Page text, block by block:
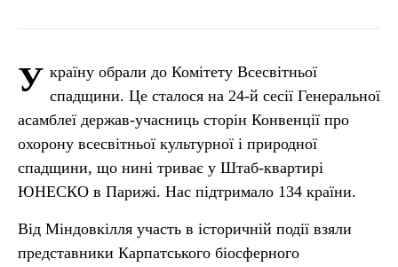
У країну обрали до Комітету Всесвітньої
спадщини. Це сталося на 24-й сесії Генеральної
асамблеї держав-учасниць сторін Конвенції про
охорону всесвітньої культурної і природної
спадщини, що нині триває у Штаб-квартирі
ЮНЕСКО в Парижі. Нас підтримало 134 країни.
Від Міндовкілля участь в історичній події взяли
представники Карпатського біосферного